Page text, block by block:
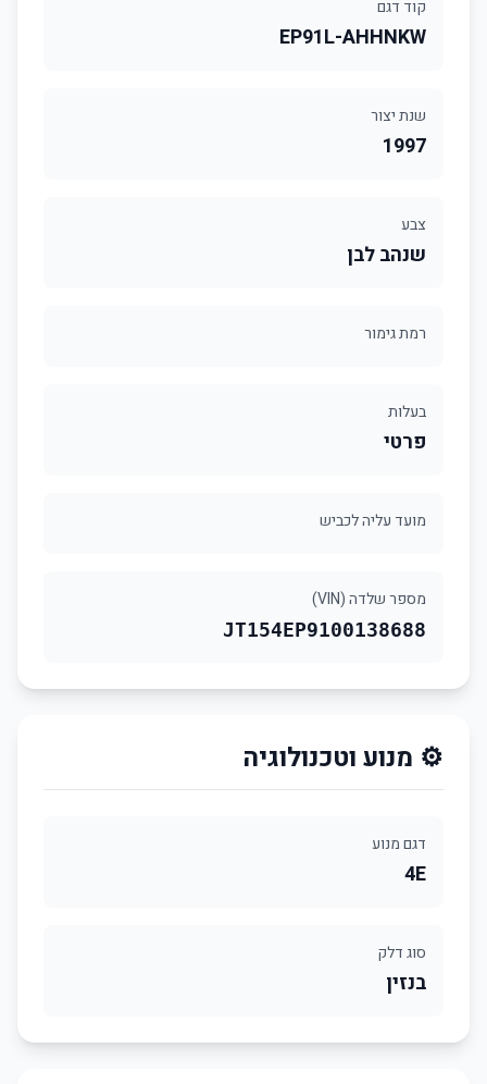
קוד דגם
EP91L-AHHNKW
שנת יצור
1997
צבע
שנהב לבן
רמת גימור
בעלות
פרטי
מועד עליה לכביש
מספר שלדה (VIN)
JT154EP9100138688
⚙️ מנוע וטכנולוגיה
דגם מנוע
4E
סוג דלק
בנזין